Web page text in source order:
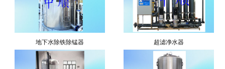
地下水除铁除锰器 超滤净水器